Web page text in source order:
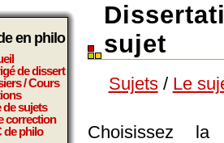
en philo
de dissert
/ Cours
de sujets
correction
de philo
sujet
Sujets/ Le
Choisissez